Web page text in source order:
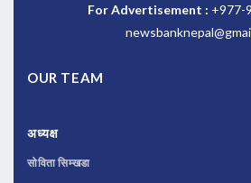
For Advertisement : +977-
OUR TEAM
अध्यक्ष
सोविता सिम्खडा